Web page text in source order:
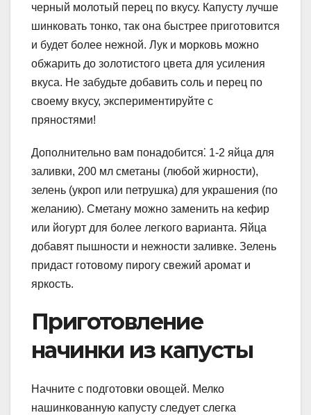
черный молотый перец по вкусу. Капусту лучше
шинковать тонко, так она быстрее приготовится
и будет более нежной. Лук и морковь можно
обжарить до золотистого цвета для усиления
вкуса. Не забудьте добавить соль и перец по
своему вкусу, экспериментируйте с
пряностями!
Дополнительно вам понадобится⁚ 1-2 яйца для
заливки, 200 мл сметаны (любой жирности),
зелень (укроп или петрушка) для украшения (по
желанию). Сметану можно заменить на кефир
или йогурт для более легкого варианта. Яйца
добавят пышности и нежности заливке. Зелень
придаст готовому пирогу свежий аромат и
яркость.
Приготовление
начинки из капусты
Начните с подготовки овощей. Мелко
нашинкованную капусту следует слегка